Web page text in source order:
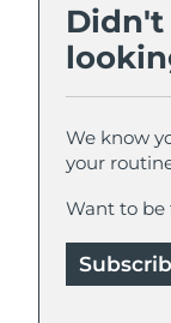
We know
your
Want to be